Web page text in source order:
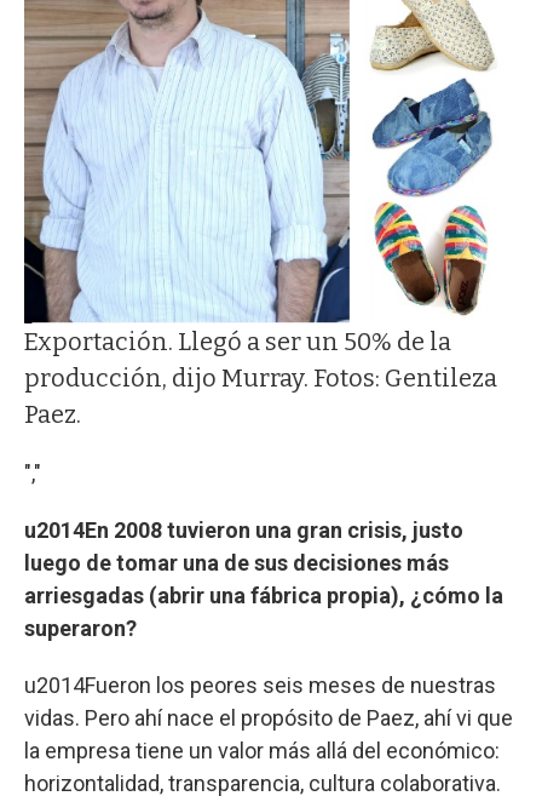
Exportación. Llegó a ser un 50% de la
producción, dijo Murray. Fotos: Gentileza
Paez.
","
u2014En 2008 tuvieron una gran crisis, justo
luego de tomar una de sus decisiones más
arriesgadas (abrir una fábrica propia), ¿cómo la
superaron?
u2014Fueron los peores seis meses de nuestras
vidas. Pero ahí nace el propósito de Paez, ahí vi que
la empresa tiene un valor más allá del económico:
horizontalidad, transparencia, cultura colaborativa.